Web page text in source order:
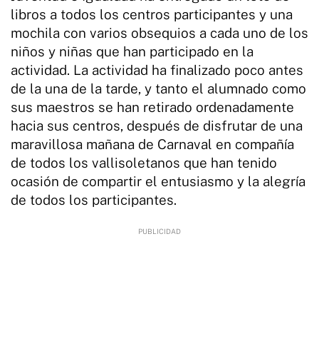
libros a todos los centros participantes y una
mochila con varios obsequios a cada uno de los
niños y niñas que han participado en la
actividad. La actividad ha finalizado poco antes
de la una de la tarde, y tanto el alumnado como
sus maestros se han retirado ordenadamente
hacia sus centros, después de disfrutar de una
maravillosa mañana de Carnaval en compañía
de todos los vallisoletanos que han tenido
ocasión de compartir el entusiasmo y la alegría
de todos los participantes.